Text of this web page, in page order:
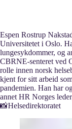
Espen Rostrup
Universitetet i Oslo.
lungesykdommer, og
CBRNE‑senteret ved
rolle innen norsk
kjent for sitt arbeid
pandemien. Han har
annet HR Norges
📸Helsedirektoratet